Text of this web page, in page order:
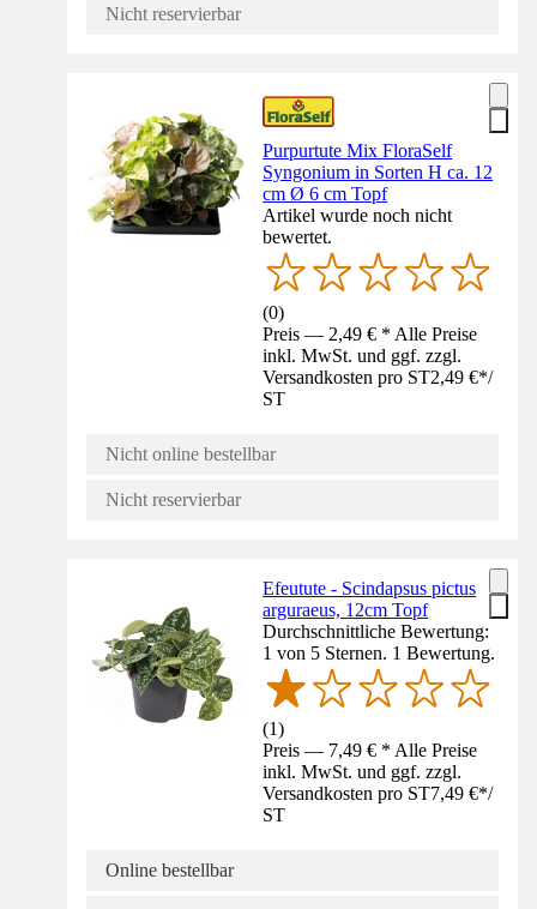
Nicht reservierbar
Purpurtute Mix FloraSelf
Syngonium in Sorten H ca. 12
cm Ø 6 cm Topf
Artikel wurde noch nicht
bewertet.
(0)
Preis — 2,49 € * Alle Preise
inkl. MwSt. und ggf. zzgl.
Versandkosten pro ST2,49 €*/
ST
Nicht online bestellbar
Nicht reservierbar
Efeutute - Scindapsus pictus
arguraeus, 12cm Topf
Durchschnittliche Bewertung:
1 von 5 Sternen. 1 Bewertung.
(1)
Preis — 7,49 € * Alle Preise
inkl. MwSt. und ggf. zzgl.
Versandkosten pro ST7,49 €*/
ST
Online bestellbar